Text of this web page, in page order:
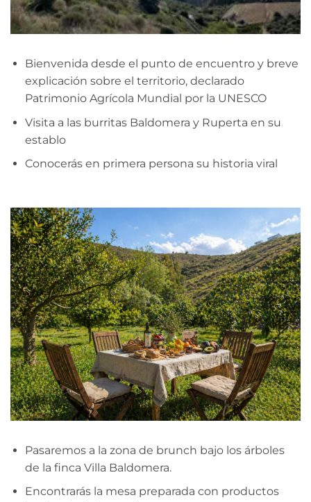
Bienvenida desde el punto de encuentro y breve
explicación sobre el territorio, declarado
Patrimonio Agrícola Mundial por la UNESCO
Visita a las burritas Baldomera y Ruperta en su
establo
Conocerás en primera persona su historia viral
Pasaremos a la zona de brunch bajo los árboles
de la finca Villa Baldomera.
Encontrarás la mesa preparada con productos